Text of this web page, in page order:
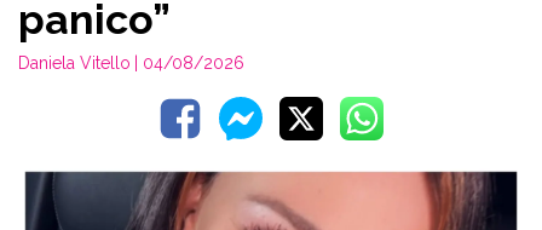
panico”
Daniela Vitello | 04/08/2026